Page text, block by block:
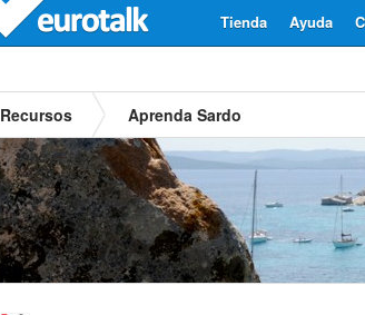
Ayuda
Tienda
Recursos Aprenda Sardo